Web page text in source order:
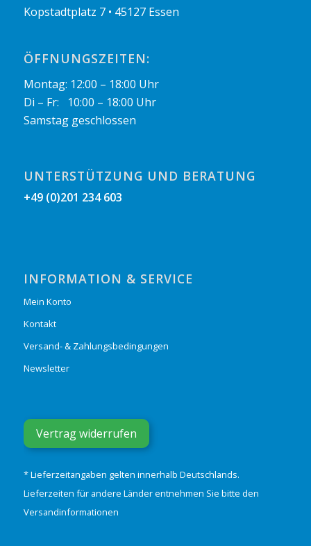
Kopstadtplatz 7 • 45127 Essen
ÖFFNUNGSZEITEN:
Montag: 12:00 – 18:00 Uhr
Di – Fr: 10:00 – 18:00 Uhr
Samstag geschlossen
UNTERSTÜTZUNG UND BERATUNG
+49 (0)201 234 603
INFORMATION & SERVICE
Mein Konto
Kontakt
Versand- & Zahlungsbedingungen
Newsletter
Vertrag widerrufen
* Lieferzeitangaben gelten innerhalb Deutschlands.
Lieferzeiten für andere Länder entnehmen Sie bitte den
Versandinformationen